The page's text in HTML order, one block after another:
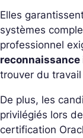
Elles
systèmes
professionnel
trouver du travail
De plus, les
privilégiés lors
certification